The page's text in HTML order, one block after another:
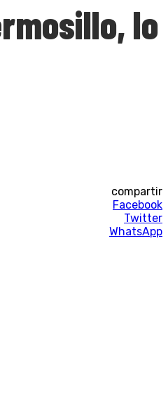
lo
compartir
Facebook
Twitter
WhatsApp